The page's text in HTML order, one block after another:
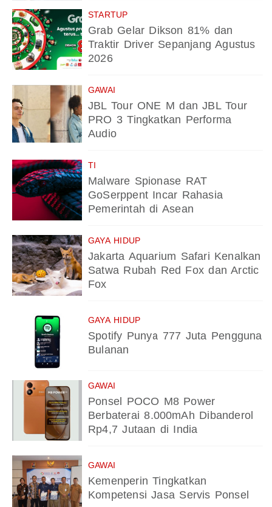
STARTUP
Grab Gelar Dikson 81% dan
Traktir Driver Sepanjang Agustus
2026
GAWAI
JBL Tour ONE M dan JBL Tour
PRO 3 Tingkatkan Performa
Audio
TI
Malware Spionase RAT
GoSerppent Incar Rahasia
Pemerintah di Asean
GAYA HIDUP
Jakarta Aquarium Safari Kenalkan
Satwa Rubah Red Fox dan Arctic
Fox
GAYA HIDUP
Spotify Punya 777 Juta Pengguna
Bulanan
GAWAI
Ponsel POCO M8 Power
Berbaterai 8.000mAh Dibanderol
Rp4,7 Jutaan di India
GAWAI
Kemenperin Tingkatkan
Kompetensi Jasa Servis Ponsel